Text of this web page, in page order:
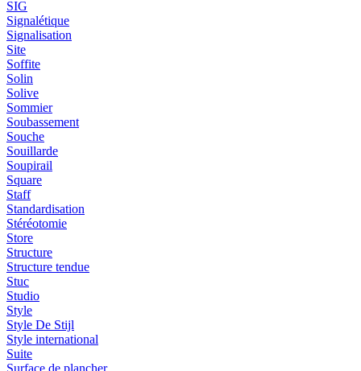
SIG
Signalétique
Signalisation
Site
Soffite
Solin
Solive
Sommier
Soubassement
Souche
Souillarde
Soupirail
Square
Staff
Standardisation
Stéréotomie
Store
Structure
Structure tendue
Stuc
Studio
Style
Style De Stijl
Style international
Suite